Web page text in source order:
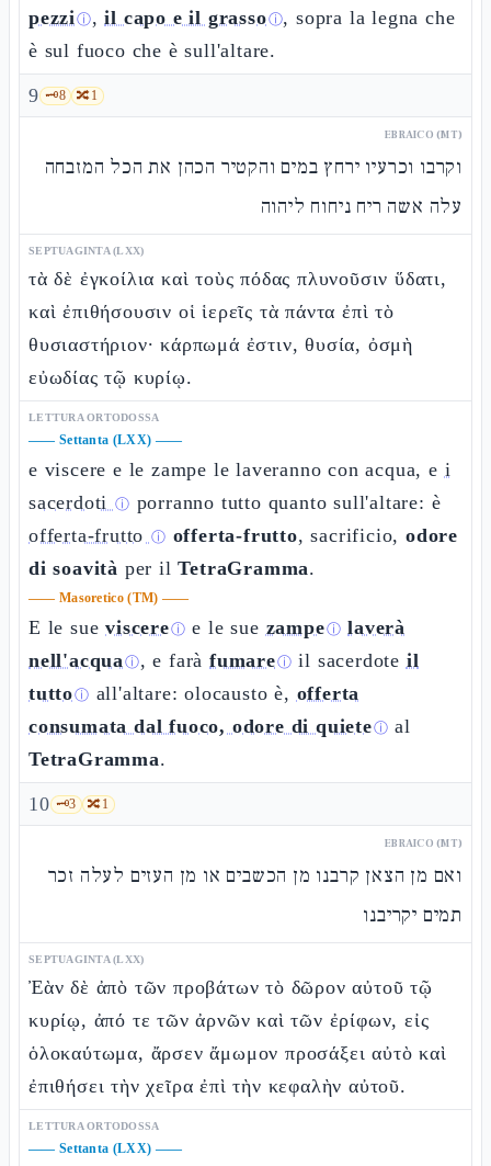
pezziⓘ,il capo e il grassoⓘ, sopra la legna che
è sul fuoco che è sull'altare.
9 🗝️8 🔀1
EBRAICO (MT)
וקרבו וכרעיו ירחץ במים והקטיר הכהן את הכל המזבחה
עלה אשה ריח ניחוח ליהוה
SEPTUAGINTA (LXX)
τὰ δὲ ἐγκοίλια καὶ τοὺς πόδας πλυνοῦσιν ὕδατι,
καὶ ἐπιθήσουσιν οἱ ἱερεῖς τὰ πάντα ἐπὶ τὸ
θυσιαστήριον· κάρπωμά ἐστιν, θυσία, ὀσμὴ
εὐωδίας τῷ κυρίῳ.
LETTURA ORTODOSSA
—— Settanta (LXX) ——
e viscere e le zampe le laveranno con acqua, e i
sacerdoti ⓘ porranno tutto quanto sull'altare: è
offerta-frutto ⓘ offerta-frutto, sacrificio,odore
di soavità per ilTetraGramma.
—— Masoretico (TM) ——
E le sueviscereⓘ e le sue zampeⓘ laverà
nell'acquaⓘ, e faràfumareⓘ il sacerdote il
tuttoⓘ all'altare: olocausto è, offerta
consumata dal fuoco, odore di quieteⓘ al
TetraGramma.
10 🗝️3 🔀1
EBRAICO (MT)
ואם מן הצאן קרבנו מן הכשבים או מן העזים לעלה זכר
תמים יקריבנו
SEPTUAGINTA (LXX)
Ἐὰν δὲ ἀπὸ τῶν προβάτων τὸ δῶρον αὐτοῦ τῷ
κυρίῳ, ἀπό τε τῶν ἀρνῶν καὶ τῶν ἐρίφων, εἰς
ὁλοκαύτωμα, ἄρσεν ἄμωμον προσάξει αὐτὸ καὶ
ἐπιθήσει τὴν χεῖρα ἐπὶ τὴν κεφαλὴν αὐτοῦ.
LETTURA ORTODOSSA
—— Settanta (LXX) ——